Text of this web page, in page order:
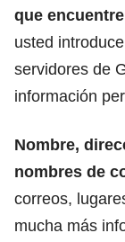
que
usted
servidores de
información
Nombre,
nombres de
correos,
mucha más